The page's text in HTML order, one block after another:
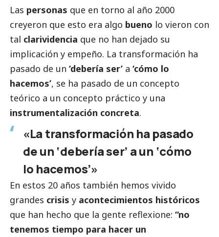
Las personas que en torno al año 2000
creyeron que esto era algo bueno lo vieron con
tal clarividencia que no han dejado su
implicación y empeño. La transformación ha
pasado de un ‘debería ser’ a ‘cómo lo
hacemos’, se ha pasado de un concepto
teórico a un concepto práctico y una
instrumentalización concreta.
«La transformación ha pasado
de un ‘debería ser’ a un ‘cómo
lo hacemos’»
En estos 20 años también hemos vivido
grandes crisis y acontecimientos históricos
que han hecho que la gente reflexione: “no
tenemos tiempo para hacer un